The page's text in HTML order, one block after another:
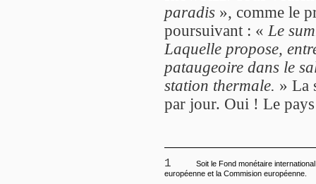
paradis », comme le
poursuivant : «Le
Laquelle propose,
pataugeoire dans le
station thermale. » La
par jour. Oui ! Le
1
Soit le Fond monétaire
européenne et la Commision européenne.